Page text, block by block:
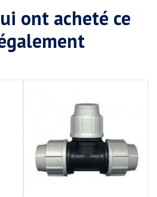
ont acheté ce